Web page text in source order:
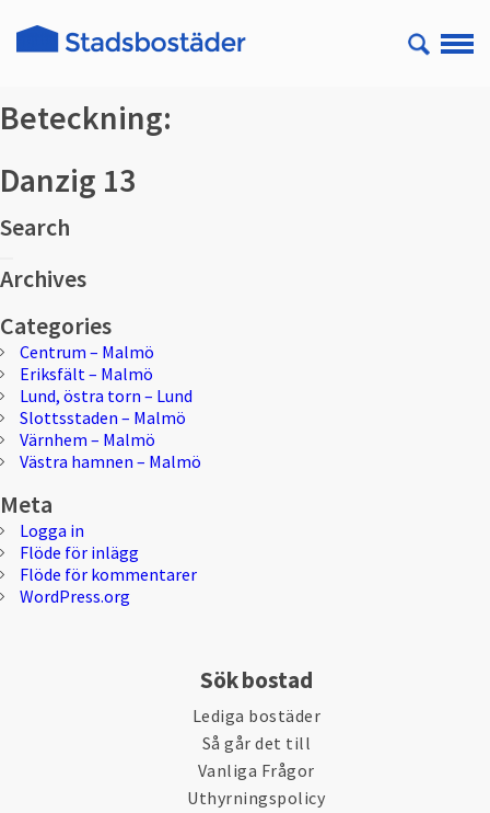
Beteckning:
Danzig 13
Search
efter:
Archives
Categories
Centrum – Malmö
Eriksfält – Malmö
Lund, östra torn – Lund
Slottsstaden – Malmö
Värnhem – Malmö
Västra hamnen – Malmö
Meta
Logga in
Flöde för inlägg
Flöde för kommentarer
WordPress.org
Sök bostad
Lediga bostäder
Så går det till
Vanliga Frågor
Uthyrningspolicy